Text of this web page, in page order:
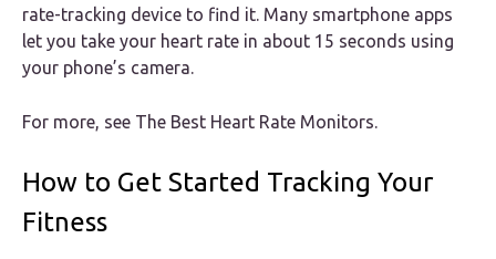
rate-tracking device to find it. Many smartphone apps
let you take your heart rate in about 15 seconds using
your phone’s camera.
For more, see The Best Heart Rate Monitors.
How to Get Started Tracking Your
Fitness